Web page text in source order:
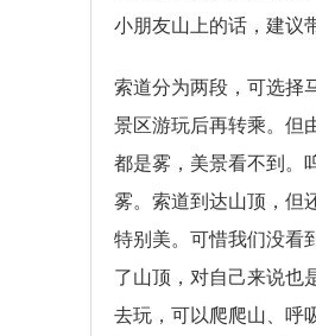
小朋友山上的话，建议
索道分为两段，可选择
景区游玩后再转乘。但
都是雾，美景看不到。
雾。索道到达山顶，但
特别美。可惜我们没看
了山顶，对自己来说也
去玩，可以爬爬山、呼